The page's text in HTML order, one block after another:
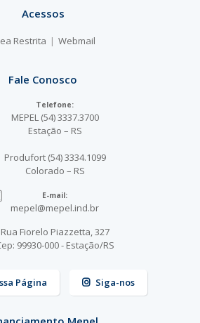
Acessos
Restrita Webmail
Fale Conosco
Telefone:
MEPEL (54) 3337.3700
Estação – RS
Produfort (54) 3334.1099
Colorado – RS
E-mail:
mepel@mepel.ind.br
Rua Fiorelo Piazzetta, 327
99930-000 - Estação/RS
Página Siga-nos